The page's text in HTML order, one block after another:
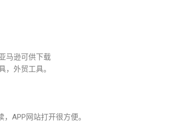
马逊可供下载
外贸工具。
APP网站打开很方便。